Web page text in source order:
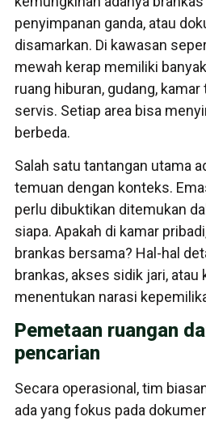
penyimpanan ganda, atau
disamarkan. Di kawasan
mewah kerap memiliki
ruang hiburan, gudang, kamar
servis. Setiap area bisa
berbeda.
Salah satu tantangan utama
temuan dengan konteks.
perlu dibuktikan ditemukan
siapa. Apakah di kamar
brankas bersama? Hal-hal
brankas, akses sidik jari,
menentukan narasi
Pemetaan ruangan
pencarian
Secara operasional, tim
ada yang fokus pada